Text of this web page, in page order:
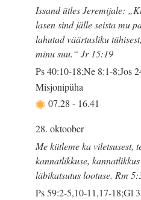
Issand ütles Jeremijale:
lasen sind jälle seista mu
lahutad väärtusliku
minu suu.“ Jr 15:19
Ps 40:10-18;Ne 8:1-8;Jos
Misjonipüha
07.28- 16.41
28. oktoober
Me kiitleme ka viletsusest,
kannatlikkuse,
läbikatsutus lootuse. Rm
Ps 59:2-5,10-11,17-18;Gl